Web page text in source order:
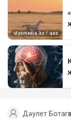
Дәулет Ботагөз